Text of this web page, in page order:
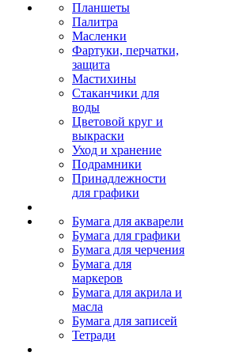
Планшеты
Палитра
Масленки
Фартуки, перчатки,
защита
Мастихины
Стаканчики для
воды
Цветовой круг и
выкраски
Уход и хранение
Подрамники
Принадлежности
для графики
Бумага для акварели
Бумага для графики
Бумага для черчения
Бумага для
маркеров
Бумага для акрила и
масла
Бумага для записей
Тетради